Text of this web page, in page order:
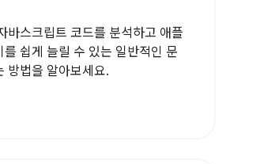
바스크립트 코드를 분석하고 애플
를 쉽게 늘릴 수 있는 일반적인 문
방법을 알아보세요.